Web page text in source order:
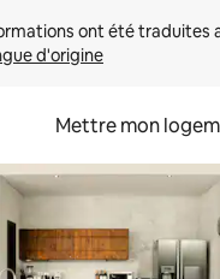
d'origine
Mettre mon